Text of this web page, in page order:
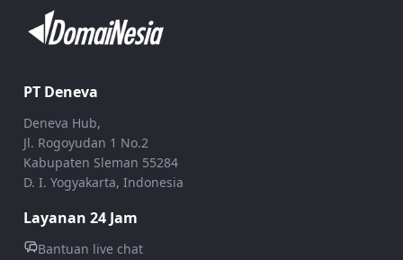
PT Deneva
Deneva Hub,
Jl. Rogoyudan 1 No.2
Kabupaten Sleman 55284
D. I. Yogyakarta, Indonesia
Layanan 24 Jam
Bantuan live chat